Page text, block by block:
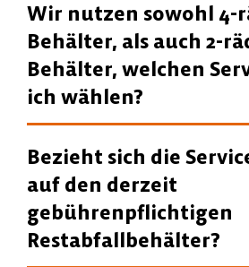
Wir nutzen sowohl 4-
Behälter, als auch 2-
Behälter, welchen
ich wählen?
Bezieht sich die
auf den derzeit
gebührenpflichtigen
Restabfallbehälter?